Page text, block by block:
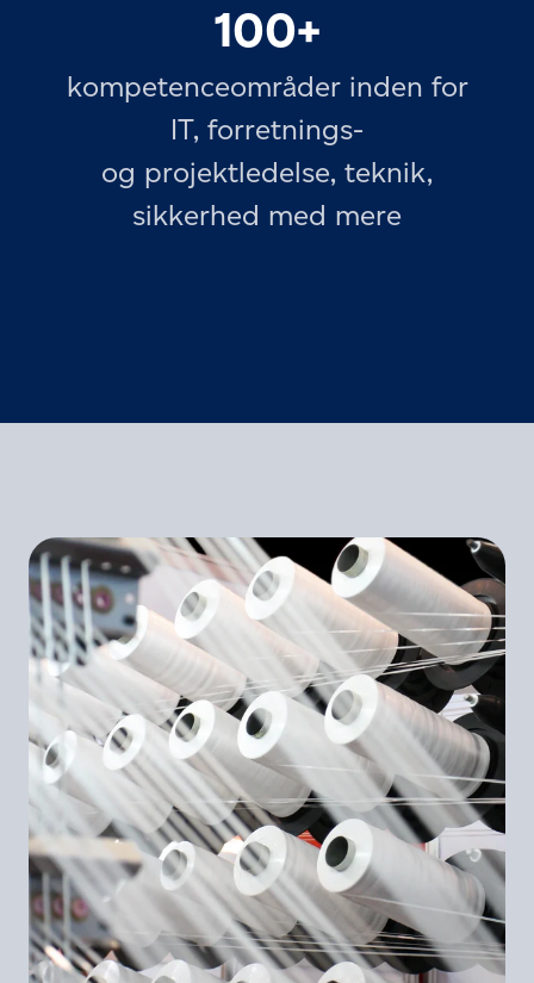
100+
kompetenceområder inden for
IT, forretnings-
og projektledelse, teknik,
sikkerhed med mere